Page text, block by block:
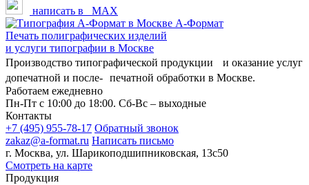
написать в
MAX
А-Формат
Печать полиграфических изделий
и услуги типографии в Москве
Производство типографической продукции и оказание услуг
допечатной и после- печатной обработки в Москве.
Работаем ежедневно
Пн-Пт с 10:00 до 18:00. Сб-Вс – выходные
Контакты
+7 (495) 955-78-17 Обратный звонок
zakaz@a-format.ru Написать письмо
г. Москва, ул. Шарикоподшипниковская, 13с50
Смотреть на карте
Продукция